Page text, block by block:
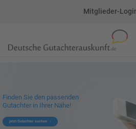
Mitglieder-
Finden Sie den passenden
Gutachter in Ihrer Nähe!
jetzt Gutachter suchen